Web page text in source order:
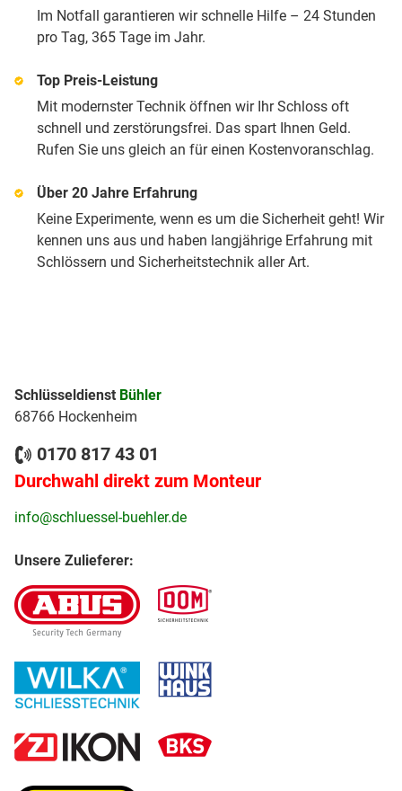
Im Notfall garantieren wir schnelle Hilfe – 24 Stunden
pro Tag, 365 Tage im Jahr.
Top Preis-Leistung
Mit modernster Technik öffnen wir Ihr Schloss oft
schnell und zerstörungsfrei. Das spart Ihnen Geld.
Rufen Sie uns gleich an für einen Kostenvoranschlag.
Über 20 Jahre Erfahrung
Keine Experimente, wenn es um die Sicherheit geht! Wir
kennen uns aus und haben langjährige Erfahrung mit
Schlössern und Sicherheitstechnik aller Art.
Schlüsseldienst Bühler
68766 Hockenheim
0170 817 43 01
Durchwahl direkt zum Monteur
info@schluessel-buehler.de
Unsere Zulieferer: